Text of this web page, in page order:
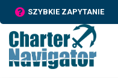
SZYBKIE ZAPYTANIE